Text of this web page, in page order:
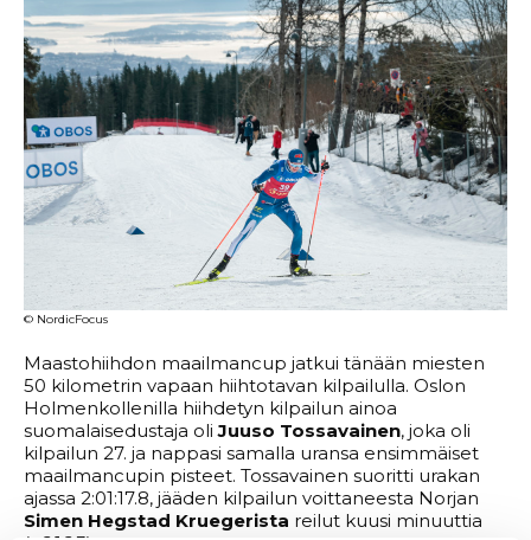
© NordicFocus
Maastohiihdon maailmancup jatkui tänään miesten
50 kilometrin vapaan hiihtotavan kilpailulla. Oslon
Holmenkollenilla hiihdetyn kilpailun ainoa
suomalaisedustaja oli Juuso Tossavainen, joka oli
kilpailun 27. ja nappasi samalla uransa ensimmäiset
maailmancupin pisteet. Tossavainen suoritti urakan
ajassa 2:01:17.8, jääden kilpailun voittaneesta Norjan
Simen Hegstad Kruegerista reilut kuusi minuuttia